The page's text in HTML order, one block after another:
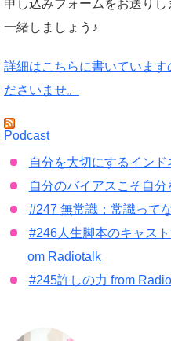
申し込みフォームをお送り
一緒しましょう♪
詳細はこちらに書いています
ださいませ。
Podcast
自分を大切にするイン
自分のバイアスこそ自
#247 無常識：常識って
#246人生脚本のキャス
om Radiotalk
#245許しの力 from